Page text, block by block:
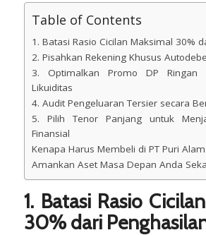
Table of Contents
1. Batasi Rasio Cicilan Maksimal 30%
2. Pisahkan Rekening Khusus
3. Optimalkan Promo DP Ringan
Likuiditas
4. Audit Pengeluaran Tersier secara
5. Pilih Tenor Panjang untuk
Finansial
Kenapa Harus Membeli di PT Puri
Amankan Aset Masa Depan Anda
1. Batasi Rasio
30% dari